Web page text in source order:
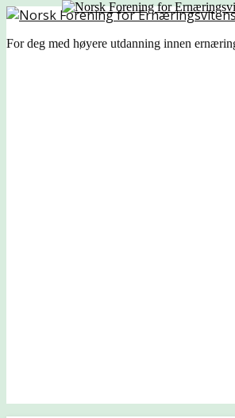
For deg med høyere utdanning innen